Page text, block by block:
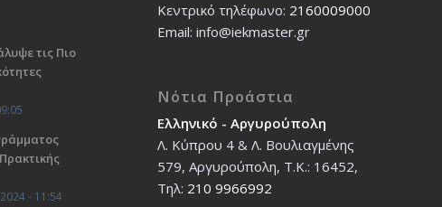
τις Πιο
- 11:54
Κεντρικό τηλέφωνο: 2160009000
Εmail: info@iekmaster.gr
Νότια Προάστια
Ελληνικό - Αργυρούπολη
Λ. Κύπρου 4 & Λ. Βουλιαγμένης
579, Αργυρούπολη, T.K.: 16452,
Τηλ: 210 9966992